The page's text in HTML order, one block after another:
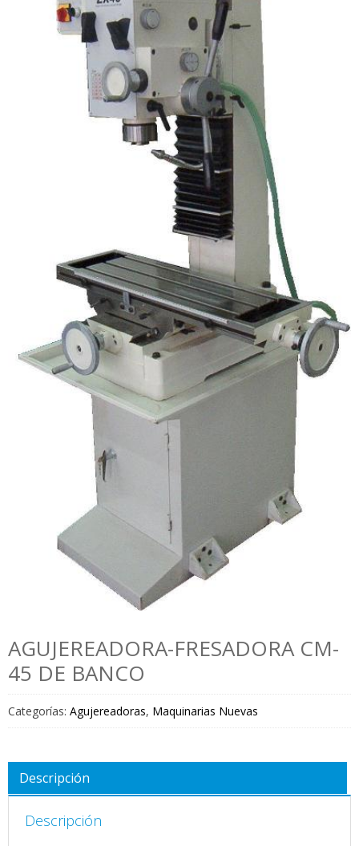
AGUJEREADORA-FRESADORA CM-
45 DE BANCO
Categorías: Agujereadoras, Maquinarias Nuevas
Descripción
Descripción